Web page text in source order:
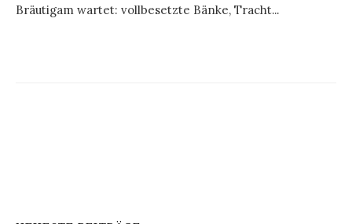
Bräutigam wartet: vollbesetzte Bänke, Tracht...